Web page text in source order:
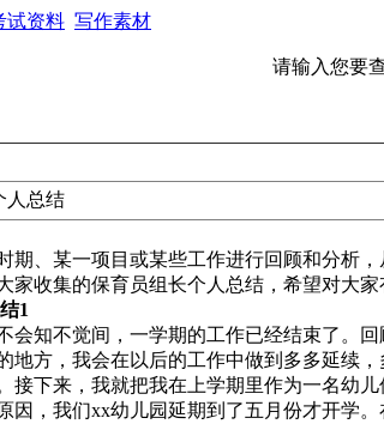
试资料 写作素材
请输入您要
人总结
、某一项目或某些工作进行回顾和分析
家收集的保育员组长个人总结，希望对大家
1
知不觉间，一学期的工作已经结束了。
地方，我会在以后的工作中做到多多延续
接下来，我就把我在上学期里作为一名幼儿
，我们xx幼儿园延期到了五月份才开学